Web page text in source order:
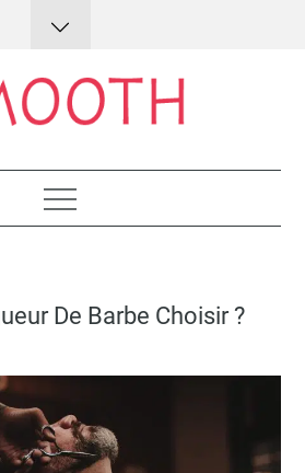
on
De Barbe Choisir ?